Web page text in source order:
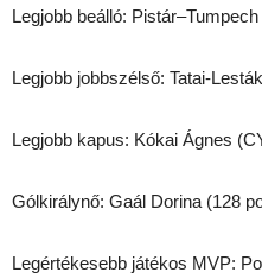
Legjobb beálló:
Legjobb jobbszélső: Tatai-
Legjobb kapus: Kókai Ágnes
Gólkirálynő: Gaál Dorina (128
Legértékesebb játékos MVP: